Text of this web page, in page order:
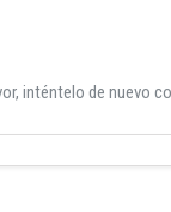
inténtelo de nuevo